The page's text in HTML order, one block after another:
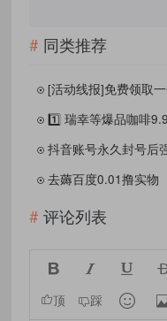
同类推荐
去薅百度0.01撸实物
评论列表
  
顶 踩 